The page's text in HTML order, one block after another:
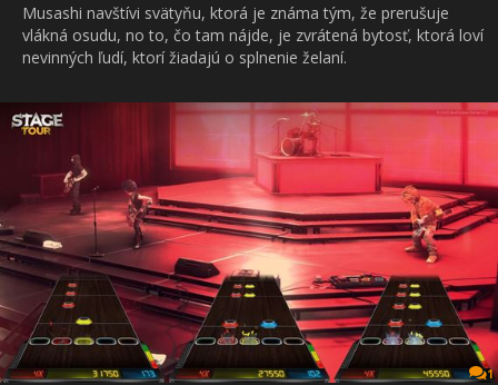
Musashi navštívi svätyňu, ktorá je známa tým, že prerušuje
vlákná osudu, no to, čo tam nájde, je zvrátená bytosť, ktorá loví
nevinných ľudí, ktorí žiadajú o splnenie želaní.
1